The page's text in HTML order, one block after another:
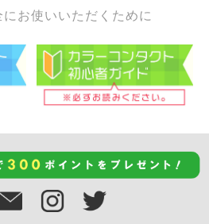
お使いいただくために